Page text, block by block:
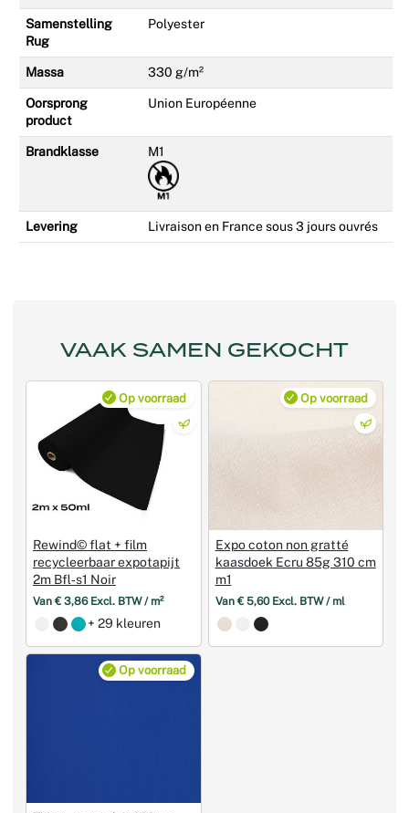
Samenstelling
Rug
Polyester
Massa 330 g/m²
Oorsprong
product
Union Européenne
Brandklasse M1
Levering Livraison en France sous 3 jours ouvrés
VAAK SAMEN GEKOCHT
Op voorraad
Rewind© flat + film
recycleerbaar expotapijt
2m Bfl‑s1 Noir
Van € 3,86 Excl. BTW / m²
+ 29 kleuren
Op voorraad
Expo coton non gratté
kaasdoek Ecru 85g 310 cm
m1
Van € 5,60 Excl. BTW / ml
Op voorraad